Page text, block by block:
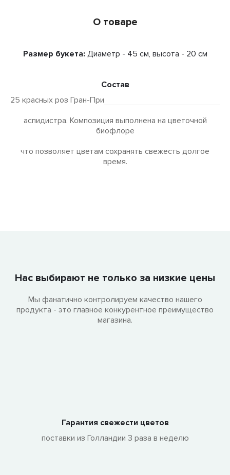
О товаре
Размер букета: Диаметр - 45 см, высота - 20 см
Состав
25 красных роз Гран-При
аспидистра. Композиция выполнена на цветочной
биофлоре
что позволяет цветам сохранять свежесть долгое
время.
Нас выбирают не только за низкие цены
Мы фанатично контролируем качество нашего
продукта - это главное конкурентное преимущество
магазина.
Гарантия свежести цветов
поставки из Голландии 3 раза в неделю